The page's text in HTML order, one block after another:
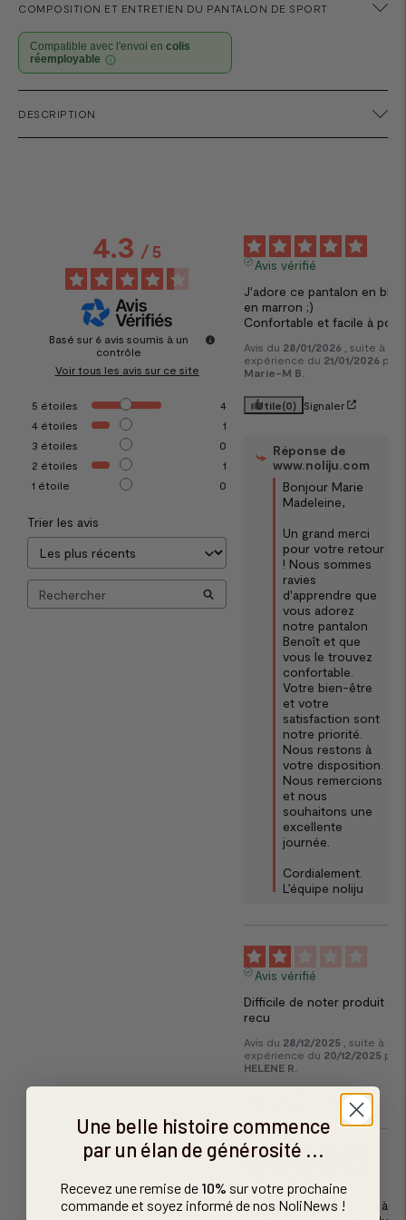
COMPOSITION ET ENTRETIEN DU PANTALON DE SPORT
Compatible avec l'envoi en colis
réemployable
un
produit
DESCRIPTION
4.3/5
Basé sur 6 avis soumis à un
contrôle
Voir tous les avis sur ce site
5 étoiles
4
4 étoiles
1
3 étoiles
0
2 étoiles
1
1 étoile 0
Trier les avis
Avis vérifié
J'adore ce pantalon en
en marron ;)
Confortable et facile à
Avis du 28/01/2026
, suite à
expérience du 21/01/2026 par
Marie-M B.
Utile(0) Signaler
Réponse de
www.noliju.com
Bonjour Marie
Madeleine,
Un grand merci
pour votre retour
! Nous sommes
ravies
d'apprendre que
vous adorez
notre pantalon
Benoît et que
vous le trouvez
confortable.
Votre bien-être
et votre
satisfaction sont
notre priorité.
Nous restons à
votre disposition.
Nous remercions
et nous
souhaitons une
excellente
journée.
Cordialement.
L’équipe noliju
Avis vérifié
Difficile de noter produit
recu
Avis du 28/12/2025
, suite à une
expérience du 20/12/2025 par
HELENE R.
Signaler
J'adore, super agréable à
Une belle histoire commence
par un élan de générosité ...
Recevez une remise de 10% sur votre prochaine
commande et soyez informé de nos NoliNews !